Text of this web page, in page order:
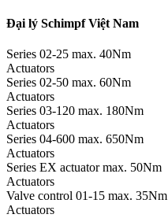
Đại lý Schimpf Việt Nam
Series 02-25 max. 40Nm
Actuators
Series 02-50 max. 60Nm
Actuators
Series 03-120 max. 180Nm
Actuators
Series 04-600 max. 650Nm
Actuators
Series EX actuator max. 50Nm
Actuators
Valve control 01-15 max. 35Nm
Actuators